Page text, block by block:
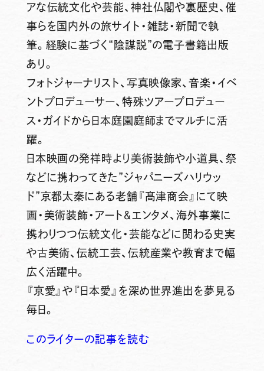
アな伝統文化や芸能、神社仏閣や裏歴史、催
事らを国内外の旅サイト・雑誌・新聞で執
筆。経験に基づく“陰謀説”の電子書籍出版
あり。
フォトジャーナリスト、写真映像家、音楽・イベ
ントプロデューサー、特殊ツアープロデュー
ス・ガイドから日本庭園庭師までマルチに活
躍。
日本映画の発祥時より美術装飾や小道具、祭
などに携わってきた”ジャパニーズハリウッ
ド”京都太秦にある老舗『髙津商会』にて映
画・美術装飾・アート＆エンタメ、海外事業に
携わりつつ伝統文化・芸能などに関わる史実
や古美術、伝統工芸、伝統産業や教育まで幅
広く活躍中。
『京愛』や『日本愛』を深め世界進出を夢見る
毎日。
このライターの記事を読む